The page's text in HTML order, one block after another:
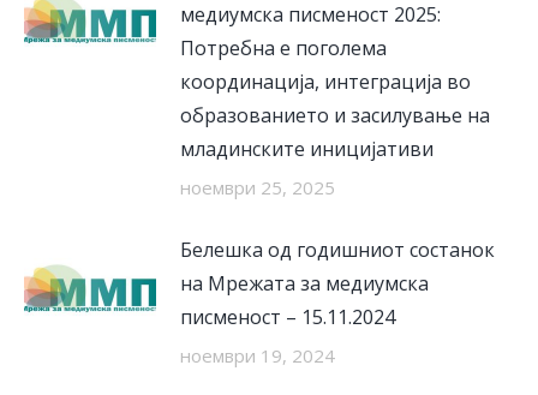
медиумска писменост 2025:
Потребна е поголема
координација, интеграција во
образованието и засилување на
младинските иницијативи
ноември 25, 2025
Белешка од годишниот состанок
на Мрежата за медиумска
писменост – 15.11.2024
ноември 19, 2024